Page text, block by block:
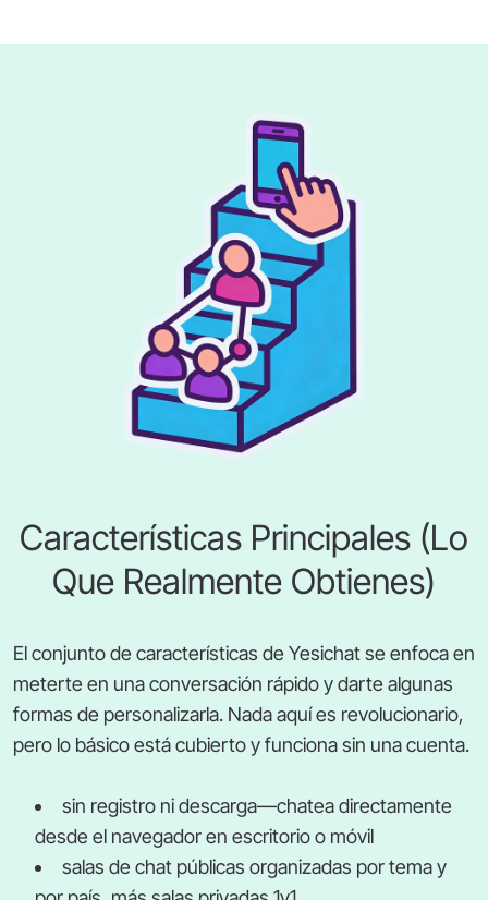
Características Principales (Lo
Que Realmente Obtienes)
El conjunto de características de Yesichat se enfoca en
meterte en una conversación rápido y darte algunas
formas de personalizarla. Nada aquí es revolucionario,
pero lo básico está cubierto y funciona sin una cuenta.
sin registro ni descarga—chatea directamente
desde el navegador en escritorio o móvil
salas de chat públicas organizadas por tema y